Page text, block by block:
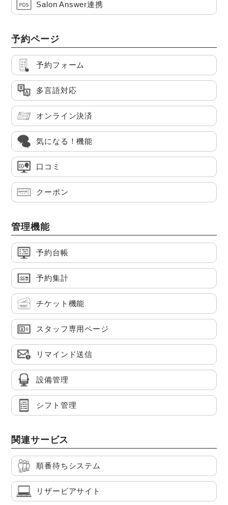
Salon Answer連携
予約ページ
予約フォーム
多言語対応
オンライン決済
気になる！機能
口コミ
クーポン
管理機能
予約台帳
予約集計
チケット機能
スタッフ専用ページ
リマインド送信
設備管理
シフト管理
関連サービス
順番待ちシステム
リザービアサイト